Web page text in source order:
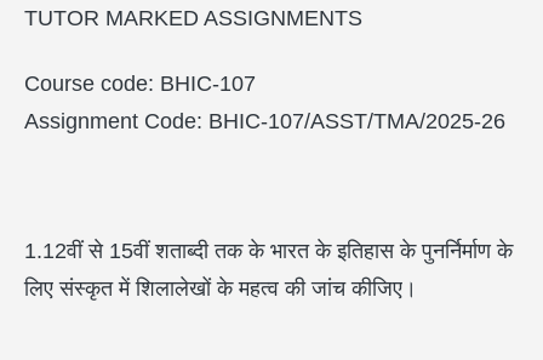
TUTOR MARKED ASSIGNMENTS
Course code: BHIC-107
Assignment Code: BHIC-107/ASST/TMA/2025-26
1.12वीं से 15वीं शताब्दी तक के भारत के इतिहास के पुनर्निर्माण के
लिए संस्कृत में शिलालेखों के महत्व की जांच कीजिए।